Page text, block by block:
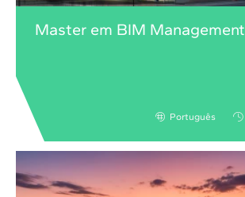
Master em BIM Management
Português